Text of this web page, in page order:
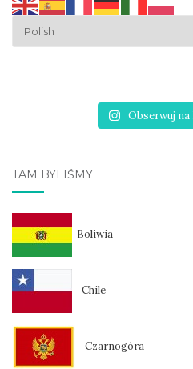
Obserwuj
TAM BYLIŚMY
Boliwia
Chile
Czarnogóra